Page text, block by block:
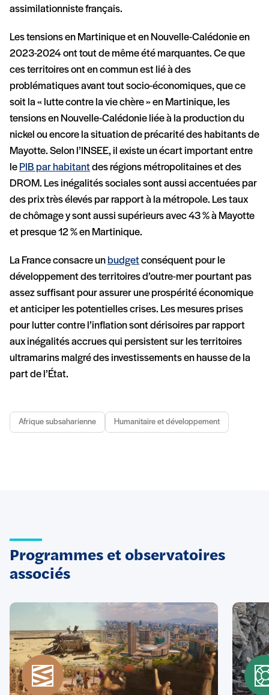
assimilationniste français.
Les tensions en Martinique et en Nouvelle-Calédonie en
2023-2024 ont tout de même été marquantes. Ce que
ces territoires ont en commun est lié à des
problématiques avant tout socio-économiques, que ce
soit la « lutte contre la vie chère » en Martinique, les
tensions en Nouvelle-Calédonie liée à la production du
nickel ou encore la situation de précarité des habitants de
Mayotte. Selon l’INSEE, il existe un écart important entre
le PIB par habitantdes régions métropolitaines et des
DROM. Les inégalités sociales sont aussi accentuées par
des prix très élevés par rapport à la métropole. Les taux
de chômage y sont aussi supérieurs avec 43 % à Mayotte
et presque 12 % en Martinique.
La France consacre un budgetconséquent pour le
développement des territoires d’outre-mer pourtant pas
assez suffisant pour assurer une prospérité économique
et anticiper les potentielles crises. Les mesures prises
pour lutter contre l’inflation sont dérisoires par rapport
aux inégalités accrues qui persistent sur les territoires
ultramarins malgré des investissements en hausse de la
part de l’État.
Afrique subsaharienne Humanitaire et développement
Programmes et observatoires
associés